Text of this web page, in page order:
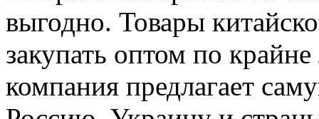
выгодно. Товары
закупать оптом по
компания предлагает